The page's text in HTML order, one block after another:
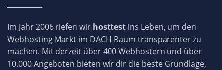
Im Jahr 2006 riefen wir hosttest ins Leben, um den
Webhosting Markt im DACH-Raum transparenter zu
machen. Mit derzeit über 400 Webhostern und über
10.000 Angeboten bieten wir dir die beste Grundlage,